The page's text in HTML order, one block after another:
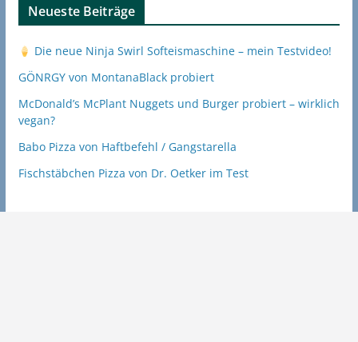
Neueste Beiträge
Die neue Ninja Swirl Softeismaschine – mein Testvideo!
GÖNRGY von MontanaBlack probiert
McDonald’s McPlant Nuggets und Burger probiert – wirklich
vegan?
Babo Pizza von Haftbefehl / Gangstarella
Fischstäbchen Pizza von Dr. Oetker im Test